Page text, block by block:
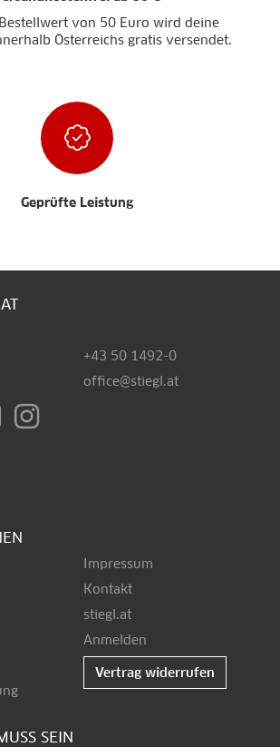
von 50 Euro wird deine
Österreichs gratis versendet.
Geprüfte Leistung
+43 50 1492-0
office@stiegl.at
Impressum
Kontakt
stiegl.at
Anmelden
Vertrag widerrufen
SEIN